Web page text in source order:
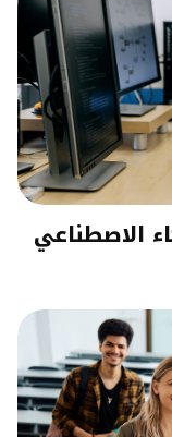
الاصطناعي